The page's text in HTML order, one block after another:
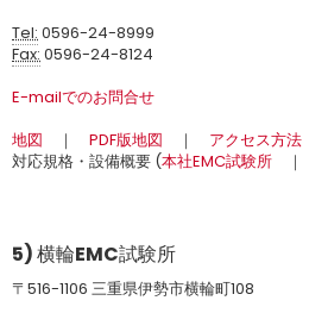
Tel:0596-24-8999
Fax:0596-24-8124
E-mailでのお問合せ
地図 ｜ PDF版地図 ｜ アクセス方法
対応規格・設備概要 (本社EMC試験所 ｜
5) 横輪EMC試験所
〒516-1106 三重県伊勢市横輪町108